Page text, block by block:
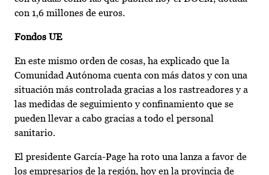
con 1,6 millones de euros.
Fondos UE
En este mismo orden de cosas, ha explicado que la
Comunidad Autónoma cuenta con más datos y con una
situación más controlada gracias a los rastreadores y a
las medidas de seguimiento y confinamiento que se
pueden llevar a cabo gracias a todo el personal
sanitario.
El presidente García-Page ha roto una lanza a favor de
los empresarios de la región, hoy en la provincia de